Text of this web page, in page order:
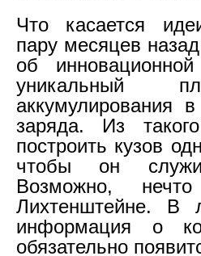
Что касается
пару месяцев
об
уникальный
аккумулирования
заряда. Из
построить кузов
чтобы он
Возможно,
Лихтенштейне. В
информация о
обязательно